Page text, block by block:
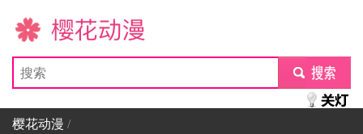
樱花动漫
submit
樱花动漫 /